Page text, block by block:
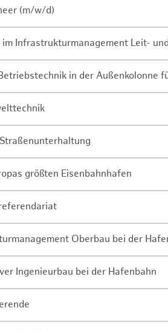
(m/w/d)
Infrastrukturmanagement Leit-
in der Außenkolonne
größten Eisenbahnhafen
Oberbau bei der
Ingenieurbau bei der Hafenbahn